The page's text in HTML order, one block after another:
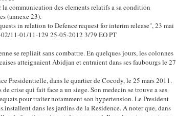
communication des elements relatifs a sa condition
(annexe 23).
in relation to Defence request for interim release", 23 mai
11-01/11-129 25-05-2012 3/79 EO PT
se repliait sans combattre. En quelques jours, les colonnes
atteignaient Abidjan et entraient dans ses faubourgs le 27
Presidentielle, dans le quartier de Cocody, le 25 mars 2011.
crise qui fait face a un siege. Son medecin se trouve a ses
pour traiter notamment son hypertension. Le President
dans les jardins de la Residence. A noter que, dans